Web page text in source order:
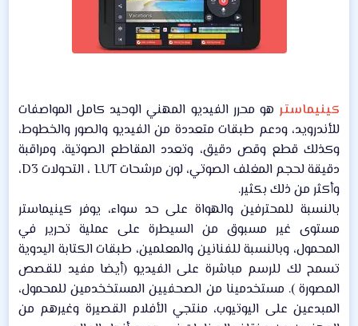
كينيماسترهو محرر الفيديو المهني الوحيد كامل المواصفات
للأندرويد، ودعم طبقات متعددة من الفيديو والصور والخطوط،
وكذلك قطع وقص دقيق، وتعدد المقاطع الصوتية، ومراقبة
دقيقة لحجم المغلف الصوتي، لون مرشحات LUT ، التحولات D3،
وأكثر من ذلك بكثير.​
بالنسبة للمحترفين والهواة على حد سواء، يوفر كينيماستر
مستوى غير مسبوق من السيطرة على عملية تحرير في
المحمول، وبالنسبة للفنانين والمعلمين، طبقات الكتابة اليدوية
تسمح لك للرسم مباشرة على الفيديو (أيضا مفيد للقصص
المصورة ). مستخدمينا من الصحفيين المستخخدمين للمحمول،
المبدعين على اليوتيوب، منتجي الأفلام القصيرة وغيرهم من